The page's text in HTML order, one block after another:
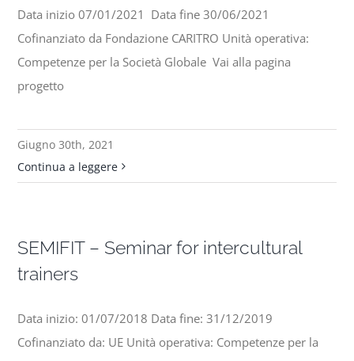
Data inizio 07/01/2021 Data fine 30/06/2021
Cofinanziato da Fondazione CARITRO Unità operativa:
Competenze per la Società Globale Vai alla pagina
progetto
Giugno 30th, 2021
Continua a leggere
SEMIFIT – Seminar for intercultural
trainers
Data inizio: 01/07/2018 Data fine: 31/12/2019
Cofinanziato da: UE Unità operativa: Competenze per la